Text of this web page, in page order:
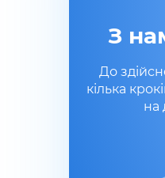
З
До
кілька
на